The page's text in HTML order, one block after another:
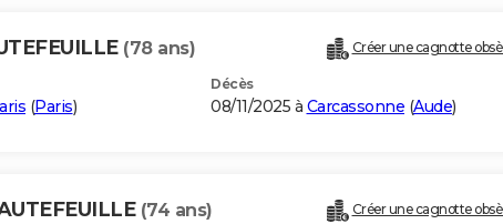
(78 ans) Créer une cagnotte
(Paris)
Décès
08/11/2025 à Carcassonne (Aude)
(74 ans) Créer une cagnotte